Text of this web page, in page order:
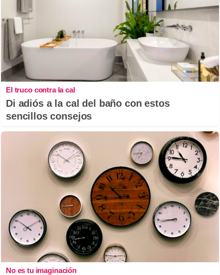
El truco contra la cal
Di adiós a la cal del baño con estos
sencillos consejos
No es tu imaginación